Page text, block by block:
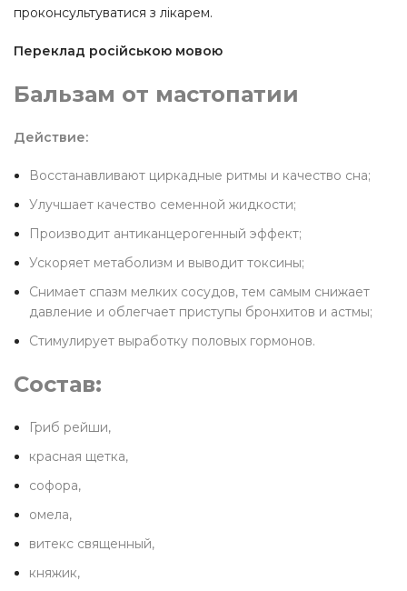
проконсультуватися з лікарем.
Переклад російською мовою
Бальзам от мастопатии
Действие:
Восстанавливают циркадные ритмы и качество сна;
Улучшает качество семенной жидкости;
Производит антиканцерогенный эффект;
Ускоряет метаболизм и выводит токсины;
Снимает спазм мелких сосудов, тем самым снижает
давление и облегчает приступы бронхитов и астмы;
Стимулирует выработку половых гормонов.
Состав:
Гриб рейши,
красная щетка,
софора,
омела,
витекс священный,
княжик,